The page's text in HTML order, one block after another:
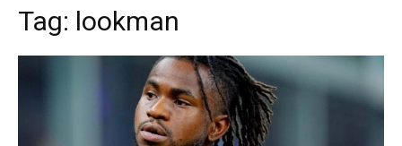
Tag: lookman